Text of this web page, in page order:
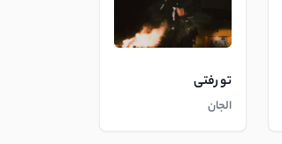
تو رفتی
الجان